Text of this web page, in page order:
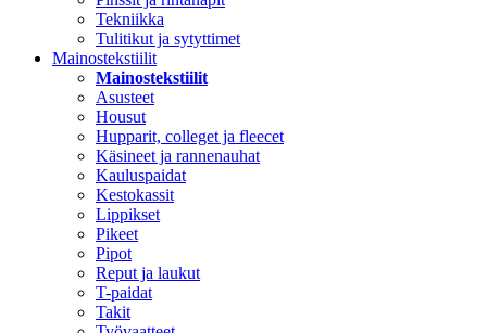
Tekniikka
Tulitikut ja sytyttimet
Mainostekstiilit
Mainostekstiilit
Asusteet
Housut
Hupparit, colleget ja fleecet
Käsineet ja rannenauhat
Kauluspaidat
Kestokassit
Lippikset
Pikeet
Pipot
Reput ja laukut
T-paidat
Takit